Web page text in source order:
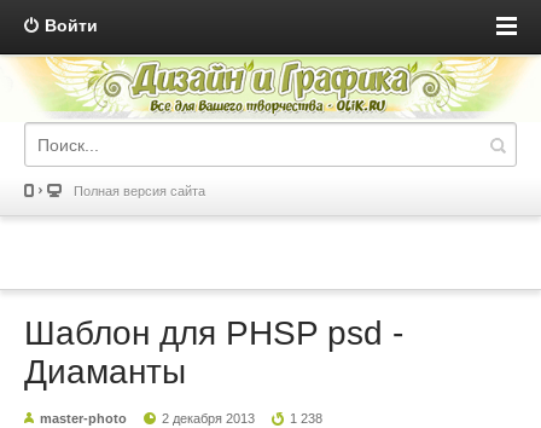
Войти
Полная версия сайта
Шаблон для PHSP psd -
Диаманты
master-photo 2 декабря 2013 1 238